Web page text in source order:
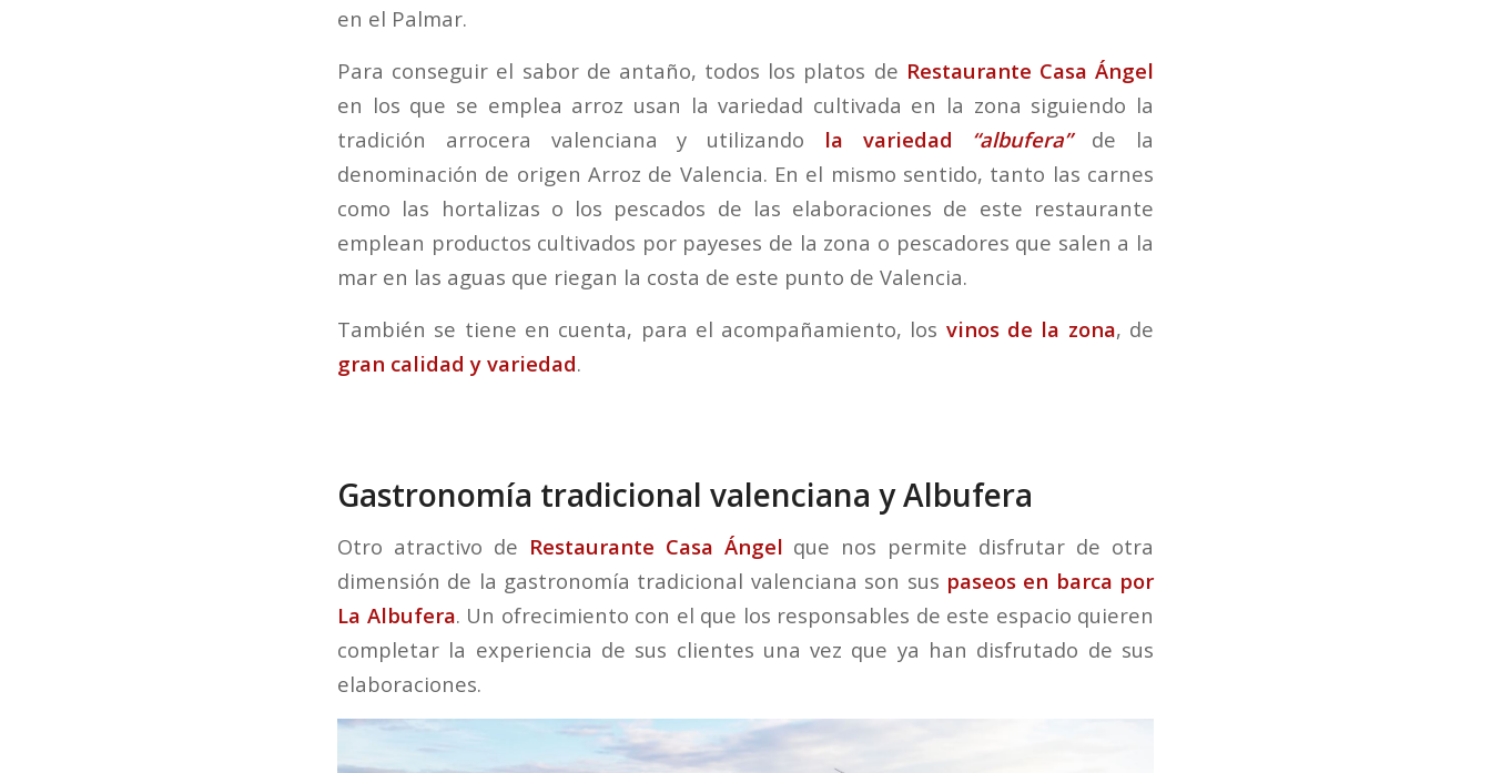
en el Palmar.
Para conseguir el sabor de antaño, todos los platos de Restaurante Casa Ángel
en los que se emplea arroz usan la variedad cultivada en la zona siguiendo la
tradición arrocera valenciana y utilizando la variedad “albufera”de la
denominación de origen Arroz de Valencia. En el mismo sentido, tanto las carnes
como las hortalizas o los pescados de las elaboraciones de este restaurante
emplean productos cultivados por payeses de la zona o pescadores que salen a la
mar en las aguas que riegan la costa de este punto de Valencia.
También se tiene en cuenta, para el acompañamiento, los vinos de la zona, de
gran calidad y variedad.
Gastronomía tradicional valenciana y Albufera
Otro atractivo de Restaurante Casa Ángel que nos permite disfrutar de otra
dimensión de la gastronomía tradicional valenciana son sus paseos en barca por
La Albufera. Un ofrecimiento con el que los responsables de este espacio quieren
completar la experiencia de sus clientes una vez que ya han disfrutado de sus
elaboraciones.